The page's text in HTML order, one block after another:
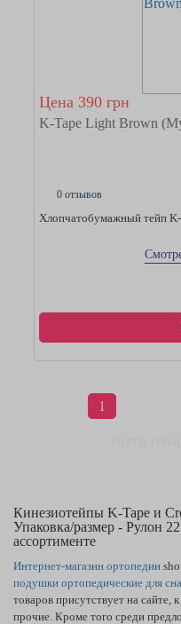
Цена 390 грн
K-Tape Light Brown
0 отзывов
Хлопчатобумажный тейп
1
Кинезиотейпы K-Tape и
Упаковка/размер - Рулон
ассортименте
Интернет-магазин ортопедии
подушки ортопедические для сна
товаров присутствует на сайте,
прочие. Кроме того среди